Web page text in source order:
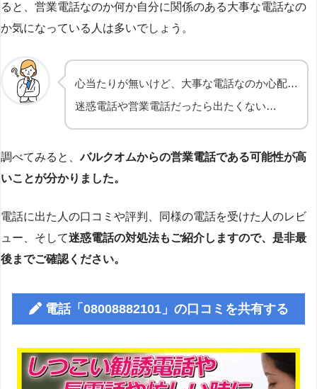
ると、営業電話なのか何か自分に関係のある大事な電話なの
か気になっている人は多いでしょう。
心当たりが無いけど、大事な電話なのか心配…
迷惑電話や営業電話だったら出たくない…
調べてみると、バルクオムからの営業電話である可能性が高
いことが分かりました。
電話に出た人の口コミや評判、同様の電話を受けた人のレビ
ュー、そして迷惑電話の対処法もご紹介しますので、是非最
後までご確認ください。
電話「08008882101」の口コミを共有する